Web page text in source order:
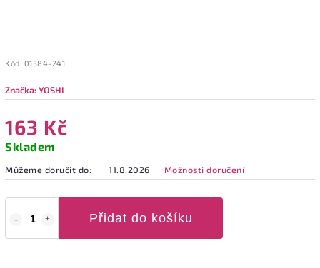
Kód: 01584-241
Značka:YOSHI
163 Kč
Skladem
Můžeme doručit do: 11.8.2026 Možnosti doručení
Přidat do košíku